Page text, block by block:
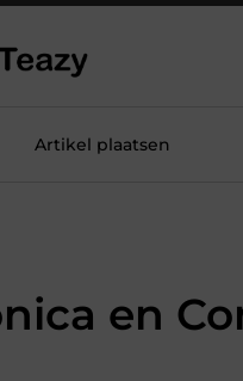
Artikel plaatsen
en